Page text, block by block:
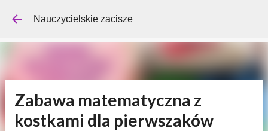
Przejdź do głównej zawartości
Nauczycielskie zacisze
Zabawa matematyczna z
kostkami dla pierwszaków